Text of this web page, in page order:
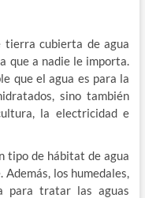
tierra cubierta de agua
que a nadie le importa.
que el agua es para la
sino también
la electricidad e
tipo de hábitat de agua
Además, los humedales,
para tratar las aguas